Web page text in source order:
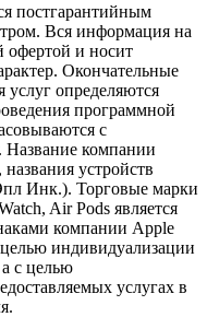
постгарантийным
Вся информация на
офертой и носит
Окончательные
услуг определяются
программной
с
Название компании
устройств
Инк.). Торговые марки
Air Pods является
компании Apple
индивидуализации
с целью
услугах в